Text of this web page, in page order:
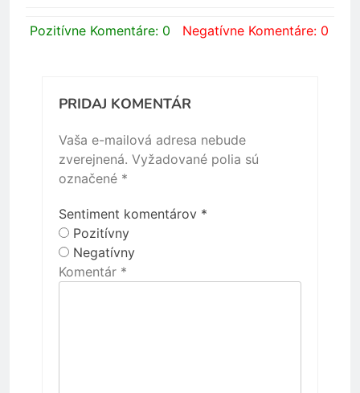
Pozitívne Komentáre: 0 Negatívne Komentáre: 0
PRIDAJ KOMENTÁR
Vaša e-mailová adresa nebude
zverejnená. Vyžadované polia sú
označené *
Sentiment komentárov *
Pozitívny
Negatívny
Komentár *